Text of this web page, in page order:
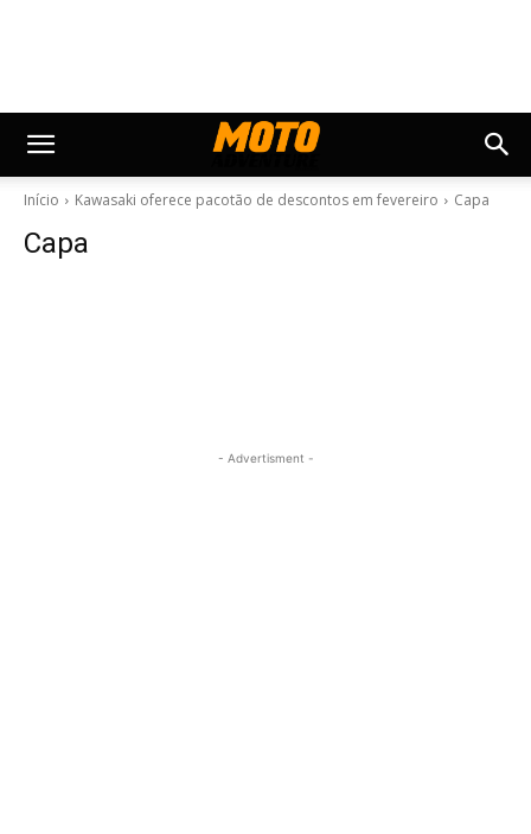
Início Kawasaki oferece pacotão de descontos em fevereiro Capa
Capa
- Advertisment -